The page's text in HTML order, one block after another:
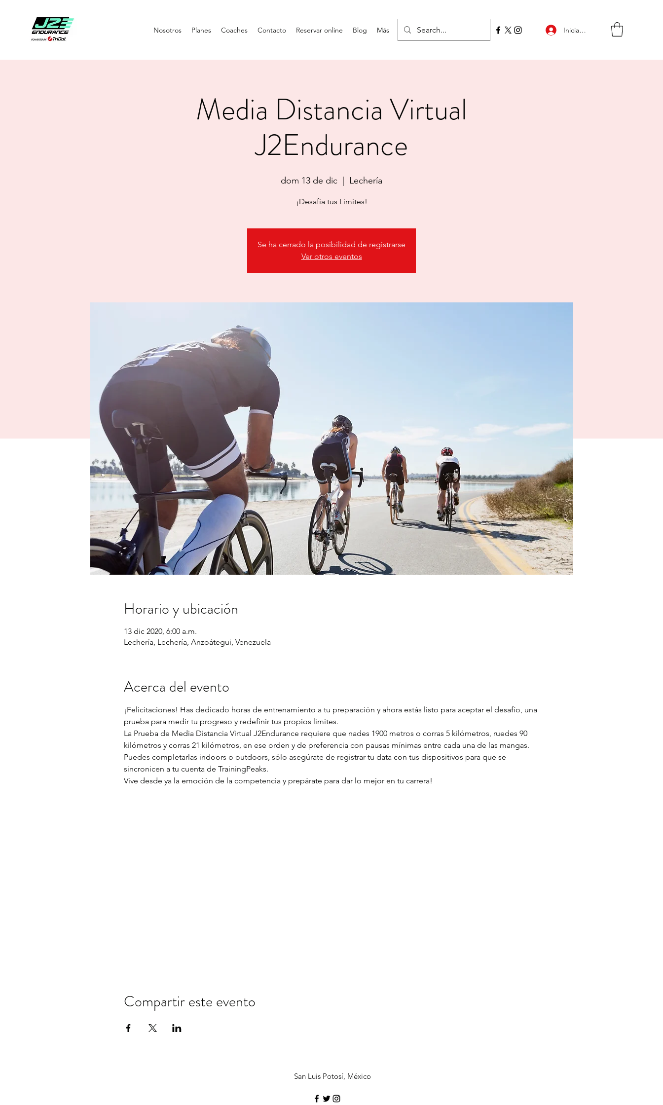
Nosotros Planes Coaches Contacto Reservar online Blog Más Iniciar sesión
Media Distancia Virtual
J2Endurance
dom 13 de dic
  |
Lechería
¡Desafía tus Límites!
Se ha cerrado la posibilidad de registrarse
Ver otros eventos
Horario y ubicación
13 dic 2020, 6:00 a.m.
Lechería, Lechería, Anzoátegui, Venezuela
Acerca del evento
¡Felicitaciones! Has dedicado horas de entrenamiento a tu preparación y ahora estás listo para aceptar el desafío, una
prueba para medir tu progreso y redefinir tus propios límites.
La Prueba de Media Distancia Virtual J2Endurance requiere que nades 1900 metros o corras 5 kilómetros, ruedes 90
kilómetros y corras 21 kilómetros, en ese orden y de preferencia con pausas mínimas entre cada una de las mangas.
Puedes completarlas indoors o outdoors, sólo asegúrate de registrar tu data con tus dispositivos para que se
sincronicen a tu cuenta de TrainingPeaks.
Vive desde ya la emoción de la competencia y prepárate para dar lo mejor en tu carrera!
Compartir este evento
San Luis Potosí, México